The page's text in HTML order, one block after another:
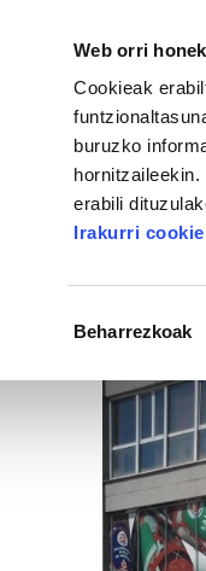
Web orri
Cookieak
buruzko
erabili
Irakurri
Beharrezkoak
MANU